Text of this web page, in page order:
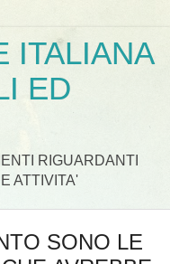
ITALIANA
ED
RIGUARDANTI
ATTIVITA'
SONO LE